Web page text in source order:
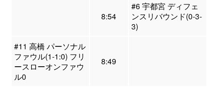
8:54
#6 宇都宮 ディフェ
ンスリバウンド(0-3-
3)
#11 高橋 パーソナル
ファウル(1-1:0) フリ
ースローオンファウ
ル0
8:49